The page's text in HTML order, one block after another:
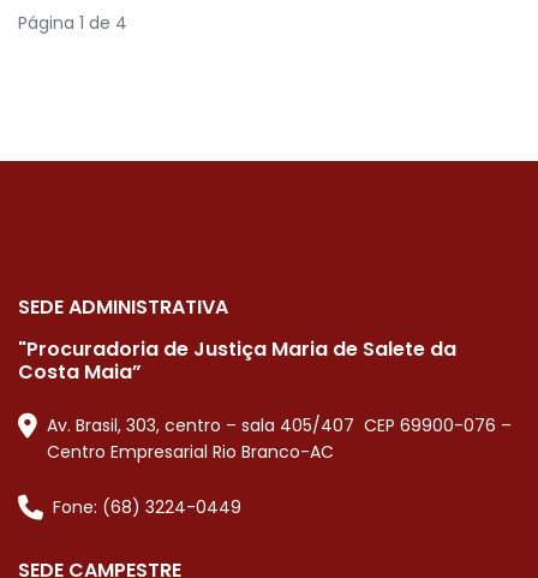
Página 1 de 4
SEDE ADMINISTRATIVA
"Procuradoria de Justiça Maria de Salete da
Costa Maia”
Av. Brasil, 303, centro – sala 405/407 CEP 69900-076 –
Centro Empresarial Rio Branco-AC
Fone: (68) 3224-0449
SEDE CAMPESTRE